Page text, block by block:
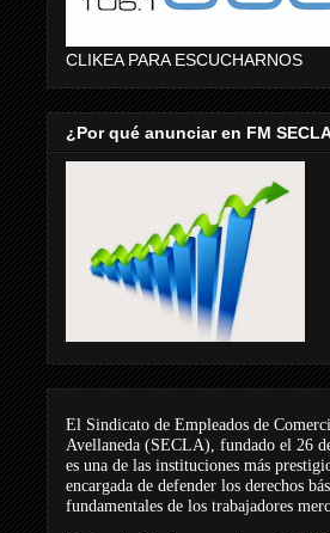
CLIKEA PARA ESCUCHARNOS
¿Por qué anunciar en FM
El Sindicato de Empleados de
Avellaneda (SECLA), fundado el 26
es una de las instituciones más
encargada de defender los derechos
fundamentales de los trabajadores